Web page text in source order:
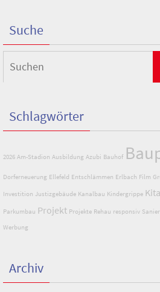
Suche
Schlagwörter
2026 Am-Stadion Ausbildung Azubi Bauhof
Dorferneuerung Ellefeld Entschlämmen Erlbach Film
Investition Justizgebäude Kanalbau Kindergrippe Kita
Parkumbau Projekt Projekte Rehau responsiv
Werbung
Archiv